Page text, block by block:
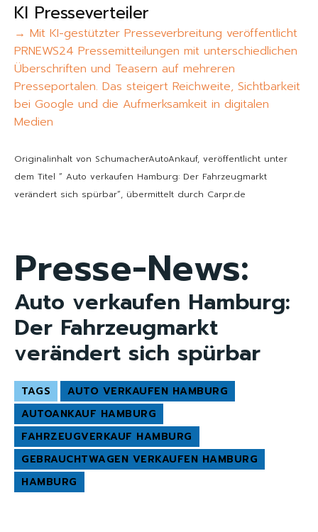
KI Presseverteiler
→ Mit KI-gestützter Presseverbreitung veröffentlicht
PRNEWS24 Pressemitteilungen mit unterschiedlichen
Überschriften und Teasern auf mehreren
Presseportalen. Das steigert Reichweite, Sichtbarkeit
bei Google und die Aufmerksamkeit in digitalen
Medien
Originalinhalt von SchumacherAutoAnkauf, veröffentlicht unter
dem Titel “ Auto verkaufen Hamburg: Der Fahrzeugmarkt
verändert sich spürbar“, übermittelt durch Carpr.de
Presse-News:
Auto verkaufen Hamburg:
Der Fahrzeugmarkt
verändert sich spürbar
TAGS
AUTO VERKAUFEN HAMBURG
AUTOANKAUF HAMBURG
FAHRZEUGVERKAUF HAMBURG
GEBRAUCHTWAGEN VERKAUFEN HAMBURG
HAMBURG